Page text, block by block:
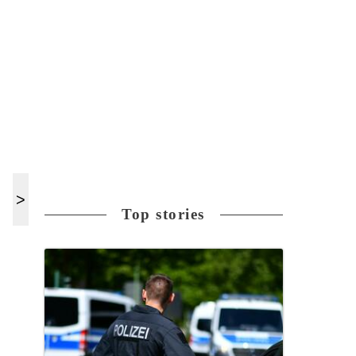
Top stories